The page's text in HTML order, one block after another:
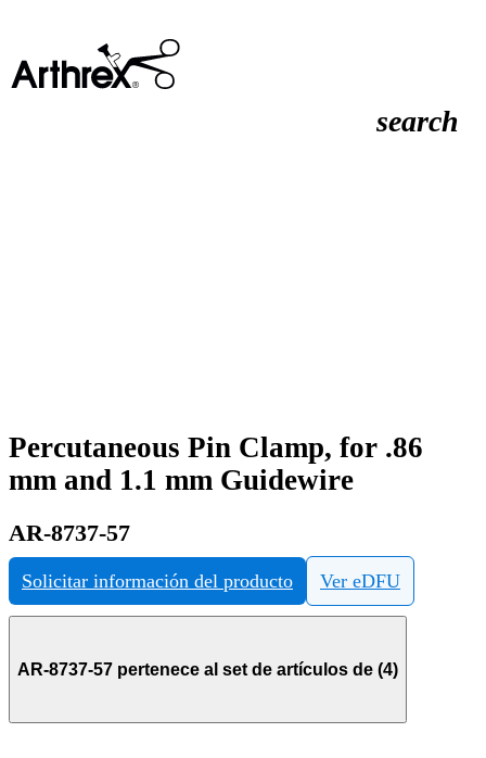
search
Percutaneous Pin Clamp, for .86
mm and 1.1 mm Guidewire
AR-8737-57
Solicitar información del producto Ver eDFU
AR-8737-57 pertenece al set de artículos de (4)